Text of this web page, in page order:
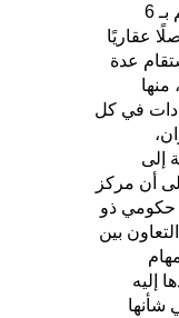
ثم منطقة عسير ومنطقة القصيم بـ 6
لكل منهما، تضمنت 96 أصلًا عقاريًا
عدة
بـ 4 مزادات، و3 مزادات في كل
إلى
أن مركز
حكومي ذو
بين
إليه
شأنها